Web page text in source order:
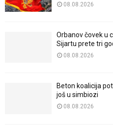
08.08.2026
Orbanov čovek u
Sijartu prete tri
08.08.2026
Beton koalicija
još u simbiozi
08.08.2026